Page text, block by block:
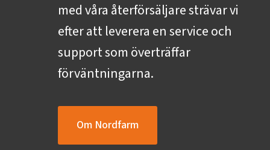
med våra återförsäljare strävar vi
efter att leverera en service och
support som överträffar
förväntningarna.
Om Nordfarm